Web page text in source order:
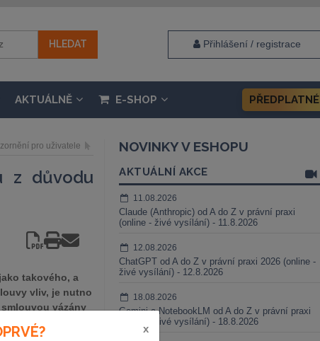
Přihlášení / registrace
AKTUÁLNĚ E-SHOP PŘEDPLATNÉ
pro uživatele
z důvodu
takového, a
vliv, je nutno
vázány
NOVINKY V ESHOPU
AKTUÁLNÍ AKCE
11.08.2026
Claude (Anthropic) od A do Z v právní praxi
(online - živé vysílání) - 11.8.2026
12.08.2026
ChatGPT od A do Z v právní praxi 2026 (online -
živé vysílání) - 12.8.2026
18.08.2026
Gemini a NotebookLM od A do Z v právní praxi
(online - živé vysílání) - 18.8.2026
x